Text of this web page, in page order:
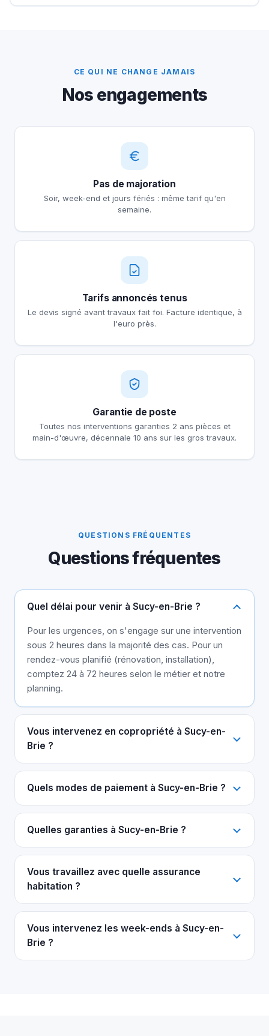
CE QUI NE CHANGE JAMAIS
Nos engagements
Pas de majoration
Soir, week-end et jours fériés : même tarif qu'en
semaine.
Tarifs annoncés tenus
Le devis signé avant travaux fait foi. Facture identique, à
l'euro près.
Garantie de poste
Toutes nos interventions garanties 2 ans pièces et
main-d'œuvre, décennale 10 ans sur les gros travaux.
QUESTIONS FRÉQUENTES
Questions fréquentes
Quel délai pour venir à Sucy-en-Brie ?
Pour les urgences, on s'engage sur une intervention
sous 2 heures dans la majorité des cas. Pour un
rendez-vous planifié (rénovation, installation),
comptez 24 à 72 heures selon le métier et notre
planning.
Vous intervenez en copropriété à Sucy-en-
Brie ?
Quels modes de paiement à Sucy-en-Brie ?
Quelles garanties à Sucy-en-Brie ?
Vous travaillez avec quelle assurance
habitation ?
Vous intervenez les week-ends à Sucy-en-
Brie ?